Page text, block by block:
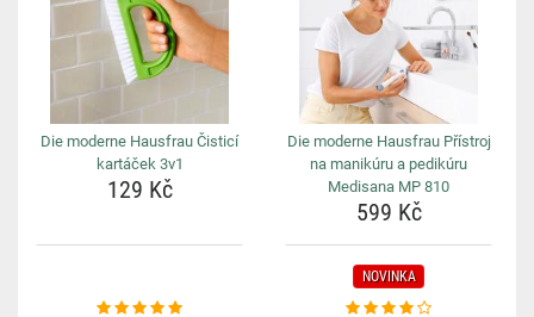
Die moderne Hausfrau Čisticí
kartáček 3v1
129 Kč
Die moderne Hausfrau Přístroj
na manikúru a pedikúru
Medisana MP 810
599 Kč
NOVINKA